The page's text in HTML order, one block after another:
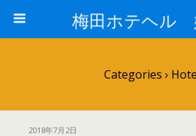
梅田ホテヘル
Categories ›
2018年7月2日